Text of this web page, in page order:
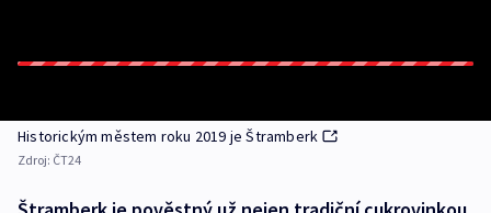
Historickým městem roku 2019 je Štramberk
Zdroj: ČT24